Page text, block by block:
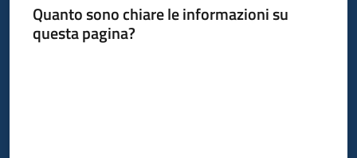
Quanto sono chiare le informazioni su
questa pagina?